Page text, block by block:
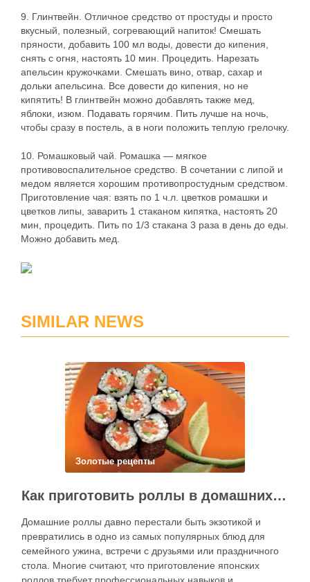
9. Глинтвейн. Отличное средство от простуды и просто
вкусный, полезный, согревающий напиток! Смешать
пряности, добавить 100 мл воды, довести до кипения,
снять с огня, настоять 10 мин. Процедить. Нарезать
апельсин кружочками. Смешать вино, отвар, сахар и
дольки апельсина. Все довести до кипения, но не
кипятить! В глинтвейн можно добавлять также мед,
яблоки, изюм. Подавать горячим. Пить лучше на ночь,
чтобы сразу в постель, а в ноги положить теплую грелочку.
10. Ромашковый чай. Ромашка — мягкое
противовоспалительное средство. В сочетании с липой и
медом является хорошим противопростудным средством.
Приготовление чая: взять по 1 ч.л. цветков ромашки и
цветков липы, заварить 1 стаканом кипятка, настоять 20
мин, процедить. Пить по 1/3 стакана 3 раза в день до еды.
Можно добавить мед.
SIMILAR NEWS
Золотые рецепты
Как приготовить роллы в домашних условиях?
Домашние роллы давно перестали быть экзотикой и
превратились в одно из самых популярных блюд для
семейного ужина, встречи с друзьями или праздничного
стола. Многие считают, что приготовление японских